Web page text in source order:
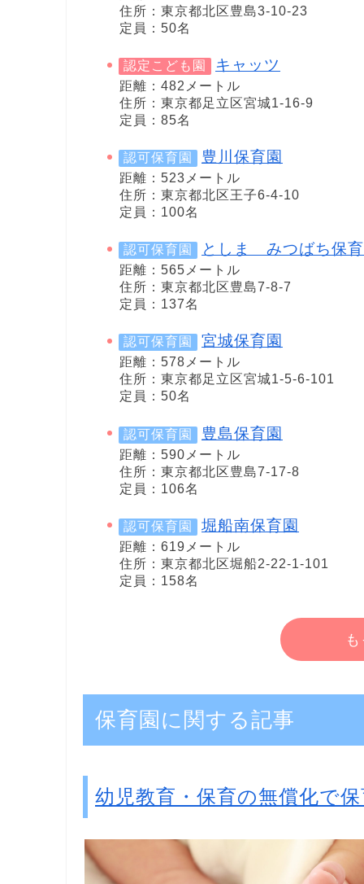
住所：東京都北区豊島3-10-23
定員：50名
認定こども園 キャッツ
距離：482メートル
住所：東京都足立区宮城1-16-9
定員：85名
認可保育園 豊川保育園
距離：523メートル
住所：東京都北区王子6-4-10
定員：100名
認可保育園 としま みつばち保
距離：565メートル
住所：東京都北区豊島7-8-7
定員：137名
認可保育園 宮城保育園
距離：578メートル
住所：東京都足立区宮城1-5-6-101
定員：50名
認可保育園 豊島保育園
距離：590メートル
住所：東京都北区豊島7-17-8
定員：106名
認可保育園 堀船南保育園
距離：619メートル
住所：東京都北区堀船2-22-1-101
定員：158名
保育園に関する記事
幼児教育・保育の無償化で